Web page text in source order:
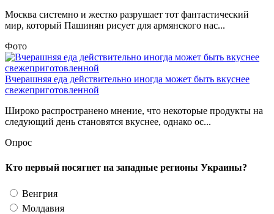
Москва системно и жестко разрушает тот фантастический
мир, который Пашинян рисует для армянского нас...
Фото
Вчерашняя еда действительно иногда может быть вкуснее
свежеприготовленной
Широко распространено мнение, что некоторые продукты на
следующий день становятся вкуснее, однако ос...
Опрос
Кто первый посягнет на западные регионы Украины?
Венгрия
Молдавия